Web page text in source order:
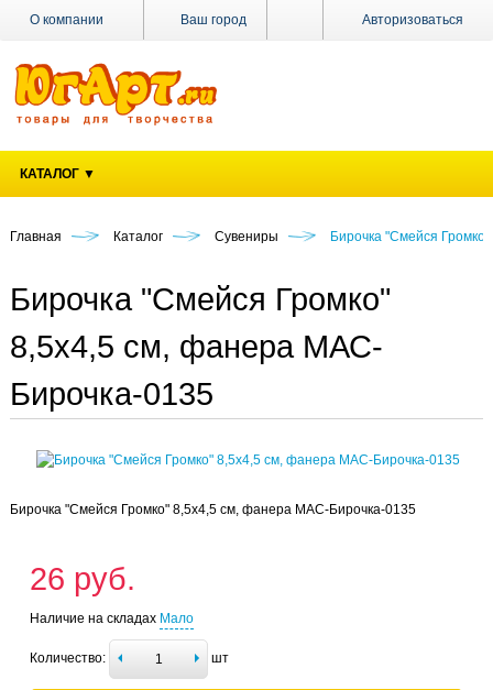
Ваш город Авторизоваться
О компании
Оплата
Наши
магазины
Новости
Контакты
КАТАЛОГ ▼
Главная Каталог Сувениры Бирочка "Смейся
Бирочка "Смейся Громко"
8,5х4,5 см, фанера МАС-
Бирочка-0135
Бирочка "Смейся Громко" 8,5х4,5 см, фанера МАС-Бирочка-0135
26 руб.
Наличие на складах Мало
Количество: шт